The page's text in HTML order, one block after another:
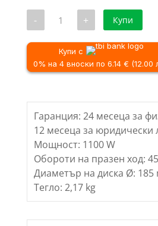
- количество
циркуляр
ROTOR
RCC1100,
1100W,
+ Купи
Купи с
0% на 4 вноски по 6.14 € (12.00
Гаранция: 24 месеца за
12 месеца за юридически
Мощност: 1100 W
Обороти на празен ход:
Диаметър на диска Ø: 185
Тегло: 2,17 kg